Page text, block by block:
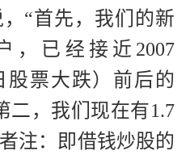
“首先，我们的新
，已经接近2007
股票大跌）前后的
二，我们现在有1.7
注：即借钱炒股的